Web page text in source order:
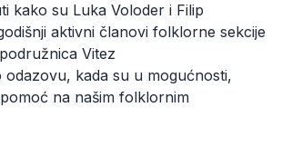
kako su Luka Voloder i Filip
aktivni članovi folklorne sekcije
Vitez
odazovu, kada su u mogućnosti,
na našim folklornim